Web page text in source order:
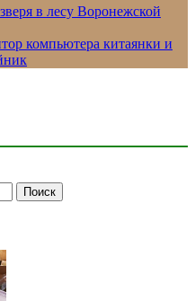
в лесу Воронежской
компьютера китаянки и